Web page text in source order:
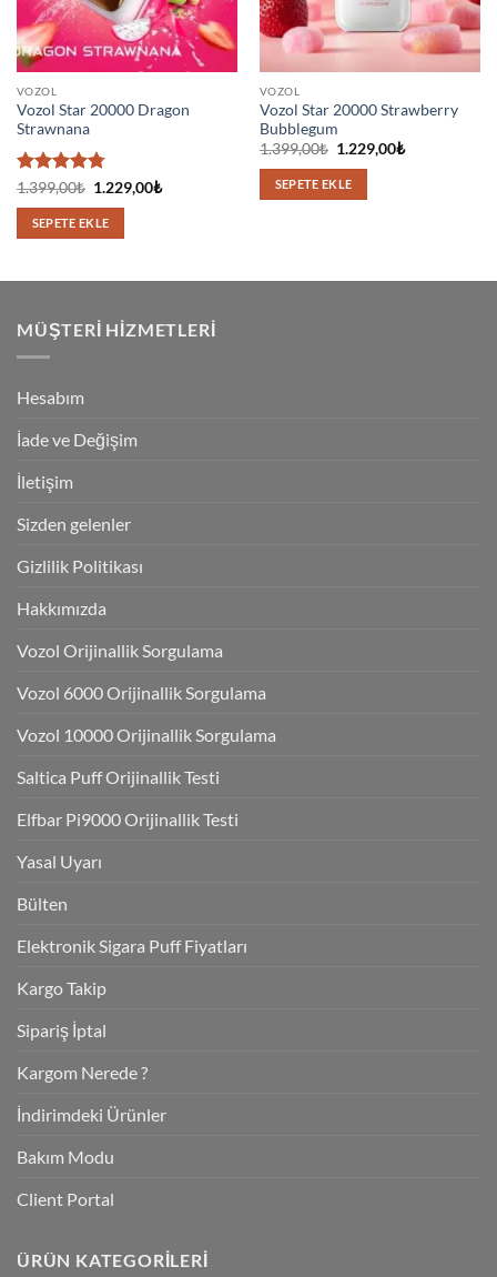
VOZOL
Vozol Star 20000 Dragon
Strawnana
5
üzerinden
4.75oy
aldı
1.399,00₺ Orijinal
1.399,00₺.
1.229,00₺Şu
SEPETE EKLE
VOZOL
Vozol Star 20000 Strawberry
Bubblegum
1.399,00₺ Orijinal
1.399,00₺.
1.229,00₺Şu
SEPETE EKLE
MÜŞTERI HIZMETLERI
Hesabım
İade ve Değişim
İletişim
Sizden gelenler
Gizlilik Politikası
Hakkımızda
Vozol Orijinallik Sorgulama
Vozol 6000 Orijinallik Sorgulama
Vozol 10000 Orijinallik Sorgulama
Saltica Puff Orijinallik Testi
Elfbar Pi9000 Orijinallik Testi
Yasal Uyarı
Bülten
Elektronik Sigara Puff Fiyatları
Kargo Takip
Sipariş İptal
Kargom Nerede ?
İndirimdeki Ürünler
Bakım Modu
Client Portal
ÜRÜN KATEGORILERI